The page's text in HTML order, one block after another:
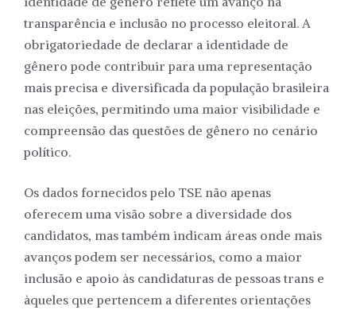
transparência e inclusão no processo eleitoral. A
obrigatoriedade de declarar a identidade de
gênero pode contribuir para uma representação
mais precisa e diversificada da população brasileira
nas eleições, permitindo uma maior visibilidade e
compreensão das questões de gênero no cenário
político.
Os dados fornecidos pelo TSE não apenas
oferecem uma visão sobre a diversidade dos
candidatos, mas também indicam áreas onde mais
avanços podem ser necessários, como a maior
inclusão e apoio às candidaturas de pessoas trans e
àqueles que pertencem a diferentes orientações